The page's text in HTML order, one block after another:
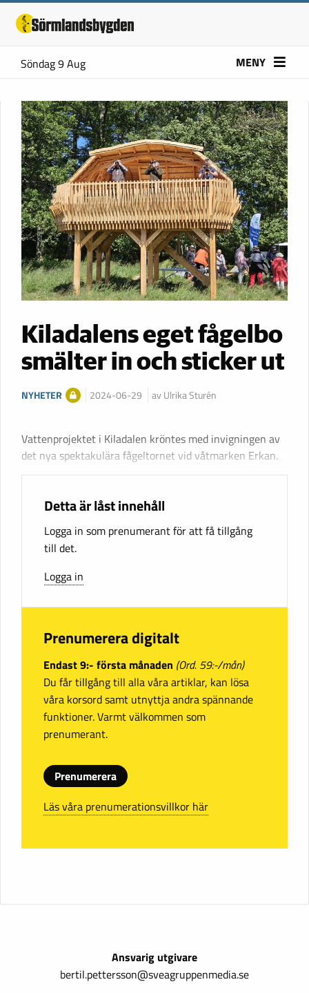
Söndag 9 Aug MENY
Kiladalens eget fågelbo
smälter in och sticker ut
NYHETER 2024-06-29 av Ulrika Sturén
Vattenprojektet i Kiladalen kröntes med invigningen av
det nya spektakulära fågeltornet vid våtmarken Erkan.
Detta är låst innehåll
Logga in som prenumerant för att få tillgång
till det.
Logga in
Prenumerera digitalt
Endast 9:- första månaden (Ord. 59:-/mån)
Du får tillgång till alla våra artiklar, kan lösa
våra korsord samt utnyttja andra spännande
funktioner. Varmt välkommen som
prenumerant.
Prenumerera
Läs våra prenumerationsvillkor här
Ansvarig utgivare
bertil.pettersson@sveagruppenmedia.se